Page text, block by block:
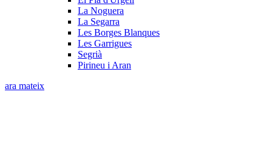
La Noguera
La Segarra
Les Borges Blanques
Les Garrigues
Segrià
Pirineu i Aran
ara mateix